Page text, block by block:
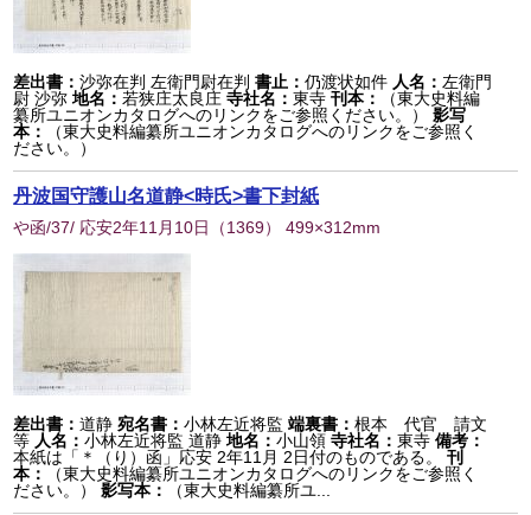
差出書：沙弥在判 左衛門尉在判 書止：仍渡状如件 人名： 左衛門
尉 沙弥 地名：若狭庄太良庄 寺社名：東寺 刊本：
（東大史料編
纂所ユニオンカタログへのリンクをご参照ください。）
影写
本：
（東大史料編纂所ユニオンカタログへのリンクをご参照く
ださい。）
丹波国守護山名道静<時氏>書下封紙
や函/37/ 応安2年11月10日 （1369） 499×312mm
差出書：道静 宛名書：小林左近将監 端裏書：根本 代官 請文
等 人名：小林左近将監 道静 地名：小山領 寺社名：東寺 備考：
本紙は「＊（り）函」応安 2年11月 2日付のものである。
刊
本：
（東大史料編纂所ユニオンカタログへのリンクをご参照く
ださい。）
影写本： （東大史料編纂所ユ...